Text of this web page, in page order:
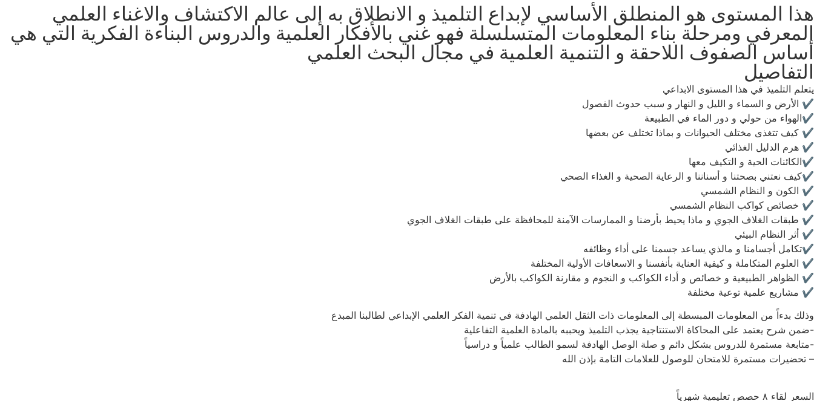
هذا المستوى هو المنطلق الأساسي لإبداع التلميذ و الانطلاق به إلى عالم الاكتشاف والاغناء العلمي
المعرفي ومرحلة بناء المعلومات المتسلسلة فهو غني بالأفكار العلمية والدروس البناءة الفكرية التي هي
أساس الصفوف اللاحقة و التنمية العلمية في مجال البحث العلمي
التفاصيل
يتعلم التلميذ في هذا المستوى الابداعي
✔️ الأرض و السماء و الليل و النهار و سبب حدوث الفصول
✔️الهواء من حولي و دور الماء في الطبيعة
✔️ كيف تتغذى مختلف الحيوانات و بماذا تختلف عن بعضها
✔️ هرم الدليل الغذائي
✔️الكائنات الحية و التكيف معها
✔️كيف نعتني بصحتنا و أسناننا و الرعاية الصحية و الغذاء الصحي
✔️ الكون و النظام الشمسي
✔️ خصائص كواكب النظام الشمسي
✔️ طبقات الغلاف الجوي و ماذا يحيط بأرضنا و الممارسات الآمنة للمحافظة على طبقات الغلاف الجوي
✔️ أثر النظام البيئي
✔️تكامل أجسامنا و مالذي يساعد جسمنا على أداء وظائفه
✔️ العلوم المتكاملة و كيفية العناية بأنفسنا و الاسعافات الأولية المختلفة
✔️ الظواهر الطبيعية و خصائص و أداء الكواكب و النجوم و مقارنة الكواكب بالأرض
✔️ مشاريع علمية توعية مختلفة
وذلك بدءاً من المعلومات المبسطة إلى المعلومات ذات الثقل العلمي الهادفة في تنمية الفكر العلمي الإبداعي لطالبنا المبدع
-ضمن شرح يعتمد على المحاكاة الاستنتاجية يجذب التلميذ ويحببه بالمادة العلمية التفاعلية
-متابعة مستمرة للدروس بشكل دائم و صلة الوصل الهادفة لسمو الطالب علمياً و دراسياً
– تحضيرات مستمرة للامتحان للوصول للعلامات التامة بإذن الله
السعر لقاء ٨ حصص تعليمية شهرياً